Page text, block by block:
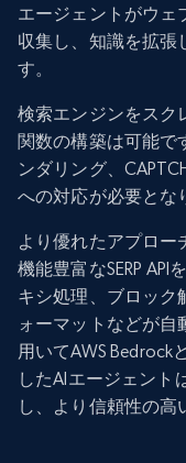
エージェントがウェ
収集し、知識を拡張
す。
検索エンジンをスク
関数の構築は可能で
ンダリング、
への対応が必要とな
より優れたアプロー
機能豊富なSERP
キシ処理、ブロック
ォーマットなどが自
用いてAWS Bedrock
したAIエージェント
し、より信頼性の高